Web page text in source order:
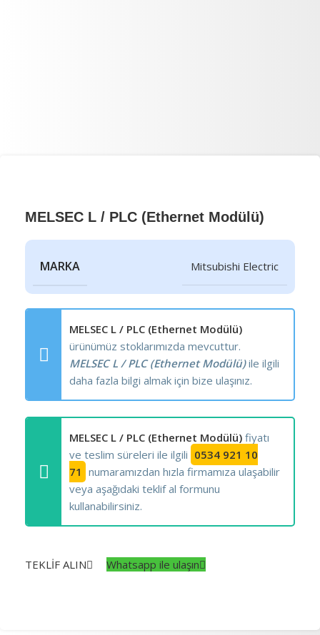
MELSEC L / PLC (Ethernet Modülü)
MARKA Mitsubishi Electric
MELSEC L / PLC (Ethernet Modülü)
ürünümüz stoklarımızda mevcuttur.
MELSEC L / PLC (Ethernet Modülü)ile ilgili
daha fazla bilgi almak için bize ulaşınız.
MELSEC L / PLC (Ethernet Modülü) fiyatı
ve teslim süreleri ile ilgili 0534 921 10
71 numaramızdan hızla firmamıza ulaşabilir
veya aşağıdaki teklif al formunu
kullanabilirsiniz.
TEKLİF ALIN Whatsapp ile ulaşın